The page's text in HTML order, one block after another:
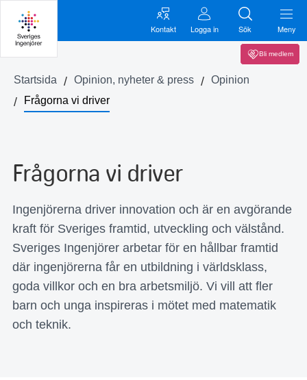
Kontakt Logga in Sök Meny
Bli medlem
Startsida Opinion, nyheter & press
Opinion
Frågorna vi driver
Frågorna vi driver
Ingenjörerna driver innovation och är en avgörande
kraft för Sveriges framtid, utveckling och välstånd.
Sveriges Ingenjörer arbetar för en hållbar framtid
där ingenjörerna får en utbildning i världsklass,
goda villkor och en bra arbetsmiljö. Vi vill att fler
barn och unga inspireras i mötet med matematik
och teknik.